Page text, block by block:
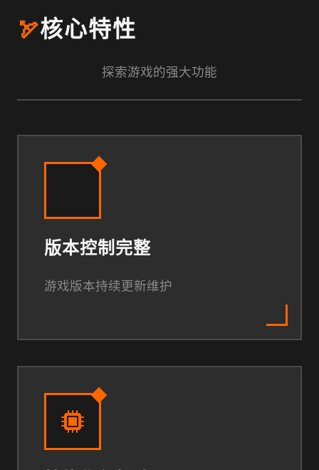
🏹核心特性
探索游戏的强大功能
版本控制完整
游戏版本持续更新维护